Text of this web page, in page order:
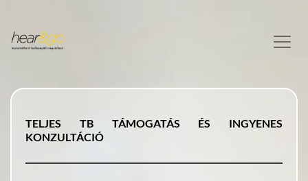
TELJES TB TÁMOGATÁS ÉS INGYENES
KONZULTÁCIÓ